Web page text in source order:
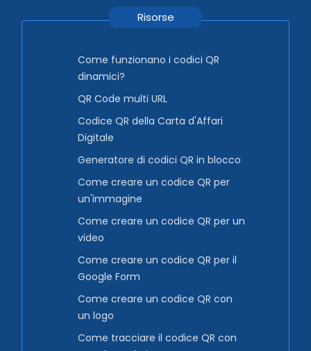
Risorse
Come funzionano i codici QR
dinamici?
QR Code multi URL
Codice QR della Carta d'Affari
Digitale
Generatore di codici QR in blocco
Come creare un codice QR per
un'immagine
Come creare un codice QR per un
video
Come creare un codice QR per il
Google Form
Come creare un codice QR con
un logo
Come tracciare il codice QR con